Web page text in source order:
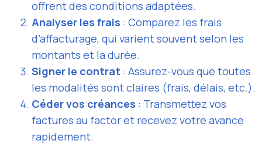
offrent des conditions adaptées.
Analyser les frais : Comparez les frais
d’affacturage, qui varient souvent selon les
montants et la durée.
Signer le contrat : Assurez-vous que toutes
les modalités sont claires (frais, délais, etc.).
Céder vos créances : Transmettez vos
factures au factor et recevez votre avance
rapidement.